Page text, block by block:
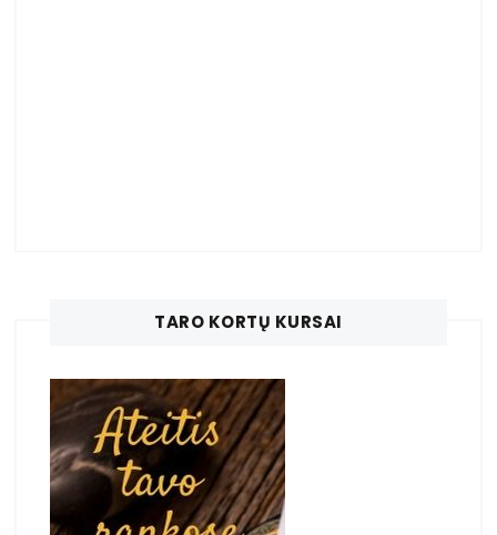
TARO KORTŲ KURSAI